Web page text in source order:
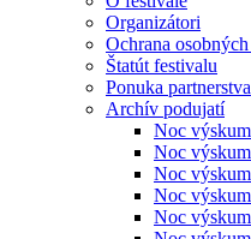
Organizátori
Ochrana
Štatút festivalu
Ponuka partnerstva
Archív podujatí
Noc
Noc
Noc
Noc
Noc